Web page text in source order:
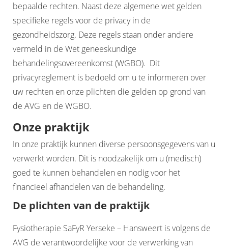
bepaalde rechten. Naast deze algemene wet gelden
specifieke regels voor de privacy in de
gezondheidszorg. Deze regels staan onder andere
vermeld in de Wet geneeskundige
behandelingsovereenkomst (WGBO). Dit
privacyreglement is bedoeld om u te informeren over
uw rechten en onze plichten die gelden op grond van
de AVG en de WGBO.
Onze praktijk
In onze praktijk kunnen diverse persoonsgegevens van u
verwerkt worden. Dit is noodzakelijk om u (medisch)
goed te kunnen behandelen en nodig voor het
financieel afhandelen van de behandeling.
De plichten van de praktijk
Fysiotherapie SaFyR Yerseke – Hansweert is volgens de
AVG de verantwoordelijke voor de verwerking van